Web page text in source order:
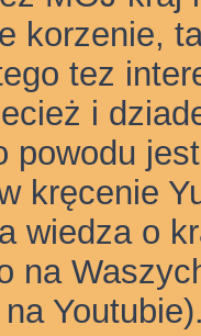
korzenie,
tez
i
powodu
kręcenie
wiedza o
na